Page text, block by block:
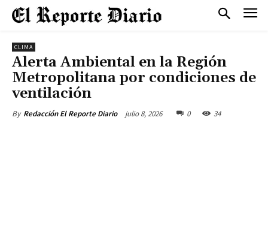
CLIMA
Alerta Ambiental en la Región
Metropolitana por condiciones de
ventilación
By Redacción El Reporte Diario julio 8, 2026 0 34